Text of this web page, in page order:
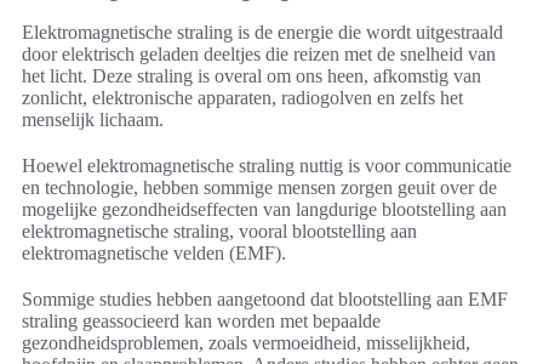
Elektromagnetische straling is de energie die wordt uitgestraald
door elektrisch geladen deeltjes die reizen met de snelheid van
het licht. Deze straling is overal om ons heen, afkomstig van
zonlicht, elektronische apparaten, radiogolven en zelfs het
menselijk lichaam.
Hoewel elektromagnetische straling nuttig is voor communicatie
en technologie, hebben sommige mensen zorgen geuit over de
mogelijke gezondheidseffecten van langdurige blootstelling aan
elektromagnetische straling, vooral blootstelling aan
elektromagnetische velden (EMF).
Sommige studies hebben aangetoond dat blootstelling aan EMF
straling geassocieerd kan worden met bepaalde
gezondheidsproblemen, zoals vermoeidheid, misselijkheid,